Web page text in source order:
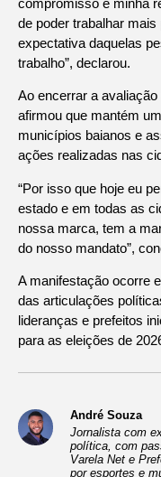
de poder trabalhar
expectativa daquelas
trabalho”, declarou.
Ao encerrar a
afirmou que mantém
municípios baianos e
ações realizadas nas
“Por isso que hoje eu
estado e em todas as
nossa marca, tem a
do nosso mandato”,
A manifestação ocorre
das articulações
lideranças e prefeitos
para as eleições de
André Souza
Jornalista com
política, com
Varela Net e
por esportes e